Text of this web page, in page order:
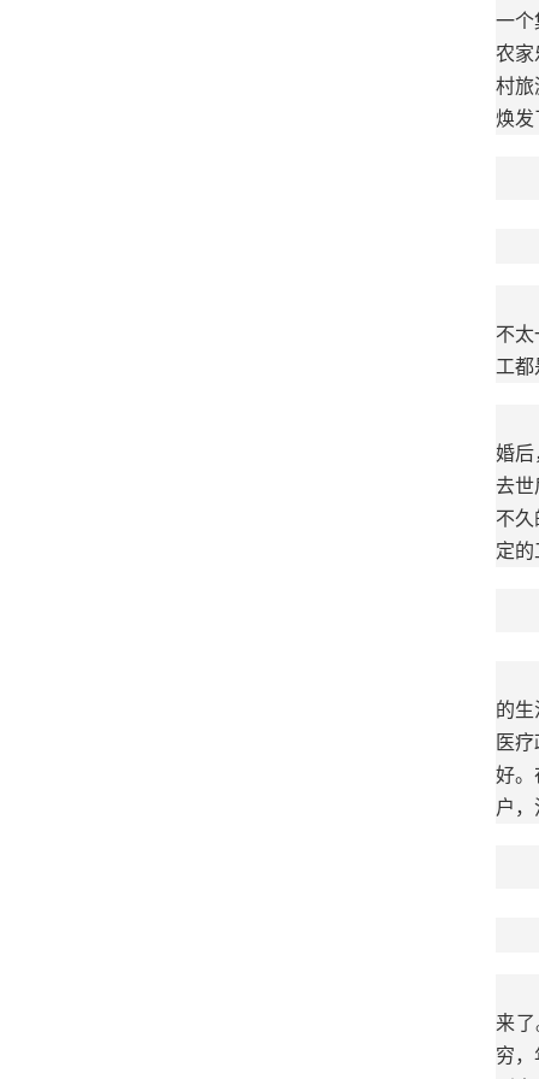
一个
农家
村旅
焕发
不
工
婚后
去世
不
定的
的
医
好。
户
来
穷